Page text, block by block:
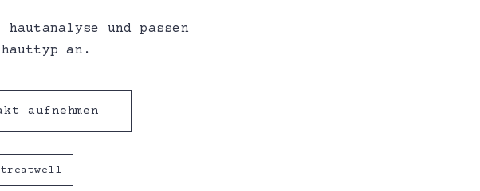
und passen
an.
aufnehmen